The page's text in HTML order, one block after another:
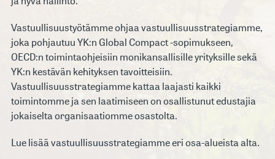
Vastuullisuustyötämme ohjaa vastuullisuusstrategiamme,
joka pohjautuu YK:n Global Compact -sopimukseen,
OECD:n toimintaohjeisiin monikansallisille yrityksille sekä
YK:n kestävän kehityksen tavoitteisiin.
Vastuullisuusstrategiamme kattaa laajasti kaikki
toimintomme ja sen laatimiseen on osallistunut edustajia
jokaiselta organisaatiomme osastolta.
Lue lisää vastuullisuusstrategiamme eri osa-alueista alta.